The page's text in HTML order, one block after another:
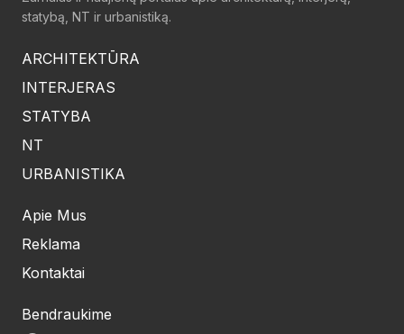
statybą, NT ir urbanistiką.
ARCHITEKTŪRA
INTERJERAS
STATYBA
NT
URBANISTIKA
Apie Mus
Reklama
Kontaktai
Bendraukime